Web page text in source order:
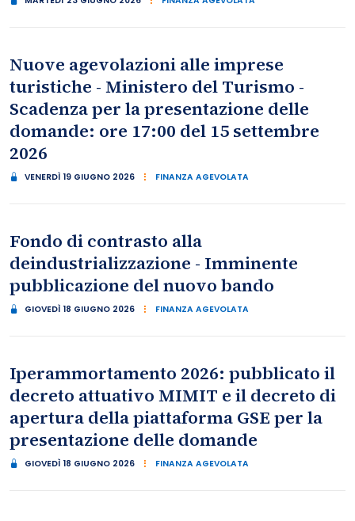
Nuove agevolazioni alle imprese
turistiche - Ministero del Turismo -
Scadenza per la presentazione delle
domande: ore 17:00 del 15 settembre
2026
VENERDÌ 19 GIUGNO 2026 FINANZA AGEVOLATA
Fondo di contrasto alla
deindustrializzazione - Imminente
pubblicazione del nuovo bando
GIOVEDÌ 18 GIUGNO 2026 FINANZA AGEVOLATA
Iperammortamento 2026: pubblicato il
decreto attuativo MIMIT e il decreto di
apertura della piattaforma GSE per la
presentazione delle domande
GIOVEDÌ 18 GIUGNO 2026 FINANZA AGEVOLATA